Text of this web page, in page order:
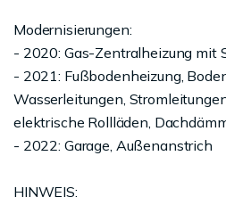
Modernisierungen:
- 2020: Gas-Zentralheizung mit
- 2021: Fußbodenheizung,
Wasserleitungen,
elektrische Rollläden,
- 2022: Garage, Außenanstrich
HINWEIS: